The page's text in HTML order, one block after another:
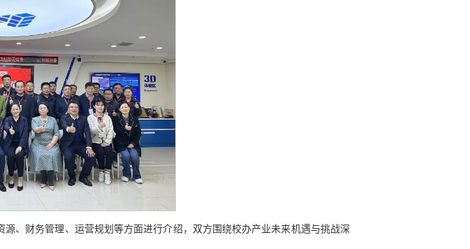
、财务管理、运营规划等方面进行介绍，双方围绕校办产业未来机遇与挑战深